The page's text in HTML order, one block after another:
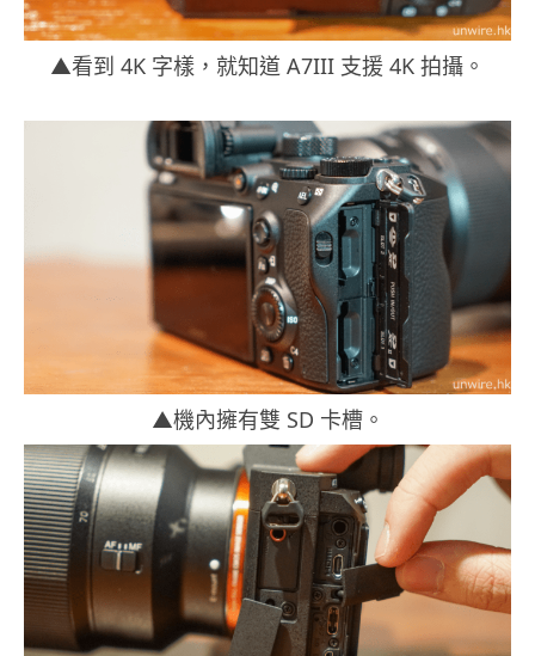
▲看到 4K 字樣，就知道 A7III 支援 4K 拍攝。
▲機內擁有雙 SD 卡槽。